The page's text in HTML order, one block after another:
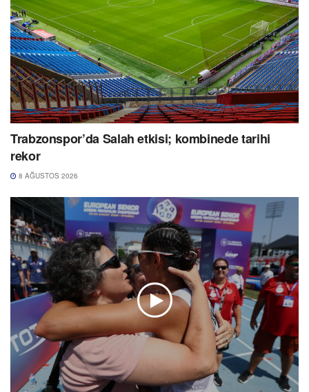
Trabzonspor’da Salah etkisi; kombinede tarihi
rekor
8 AĞUSTOS 2026